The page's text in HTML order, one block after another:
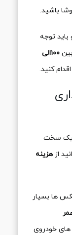
باشید.
باید توجه
۱۰۰الی
کنید.
سخت
از هزینه
ها بسیار
های خودروی